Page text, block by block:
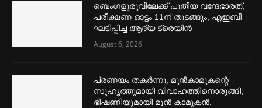
ബെംഗളൂരുവിലേക്ക് പുതിയ വന്ദേഭാരത്;
പരീക്ഷണ ഓട്ടം 11ന് തുടങ്ങും, എഇബി
ഘടിപ്പിച്ച ആദ്യ ട്രെയിന്‍
August 6, 2026
പ്രണയം തകര്‍ന്നു, മുൻകാമുകന്റെ
സുഹൃത്തുമായി വിവാഹത്തിനൊരുങ്ങി,
ഭീഷണിയുമായി മുൻ കാമുകൻ,